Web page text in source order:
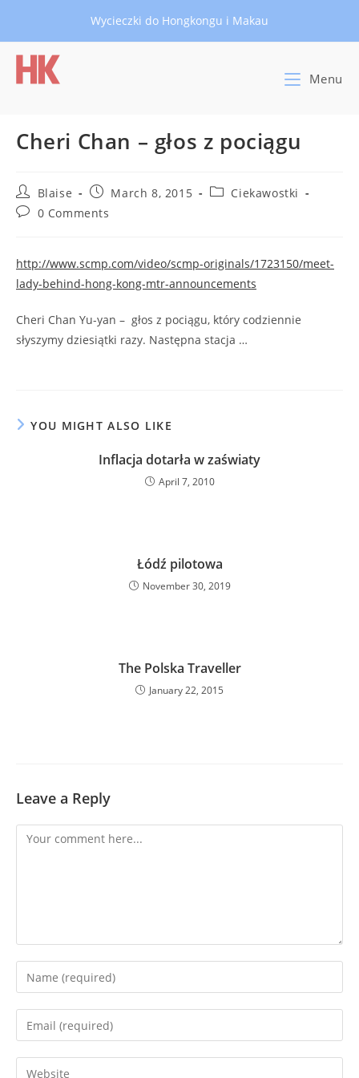
Wycieczki do Hongkongu i Makau
Menu
Cheri Chan – głos z pociągu
Post
author:
Blaise
Post
published:
March 8, 2015
PostCiekawostki
Post0 Comments
http://www.scmp.com/video/scmp-originals/1723150/meet-
lady-behind-hong-kong-mtr-announcements
Cheri Chan Yu-yan – głos z pociągu, który codziennie
słyszymy dziesiątki razy. Następna stacja …
YOU MIGHT ALSO LIKE
Inflacja dotarła w zaświaty
April 7, 2010
Łódź pilotowa
November 30, 2019
The Polska Traveller
January 22, 2015
Leave a Reply
Comment
Enter
your
name
Enter
your
email
Enter